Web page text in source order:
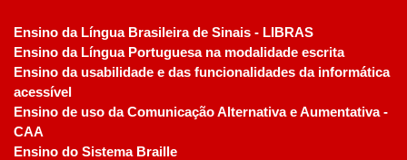
Ensino da Língua Brasileira de Sinais - LIBRAS
Ensino da Língua Portuguesa na modalidade escrita
Ensino da usabilidade e das funcionalidades da informática
acessível
Ensino de uso da Comunicação Alternativa e Aumentativa -
CAA
Ensino do Sistema Braille